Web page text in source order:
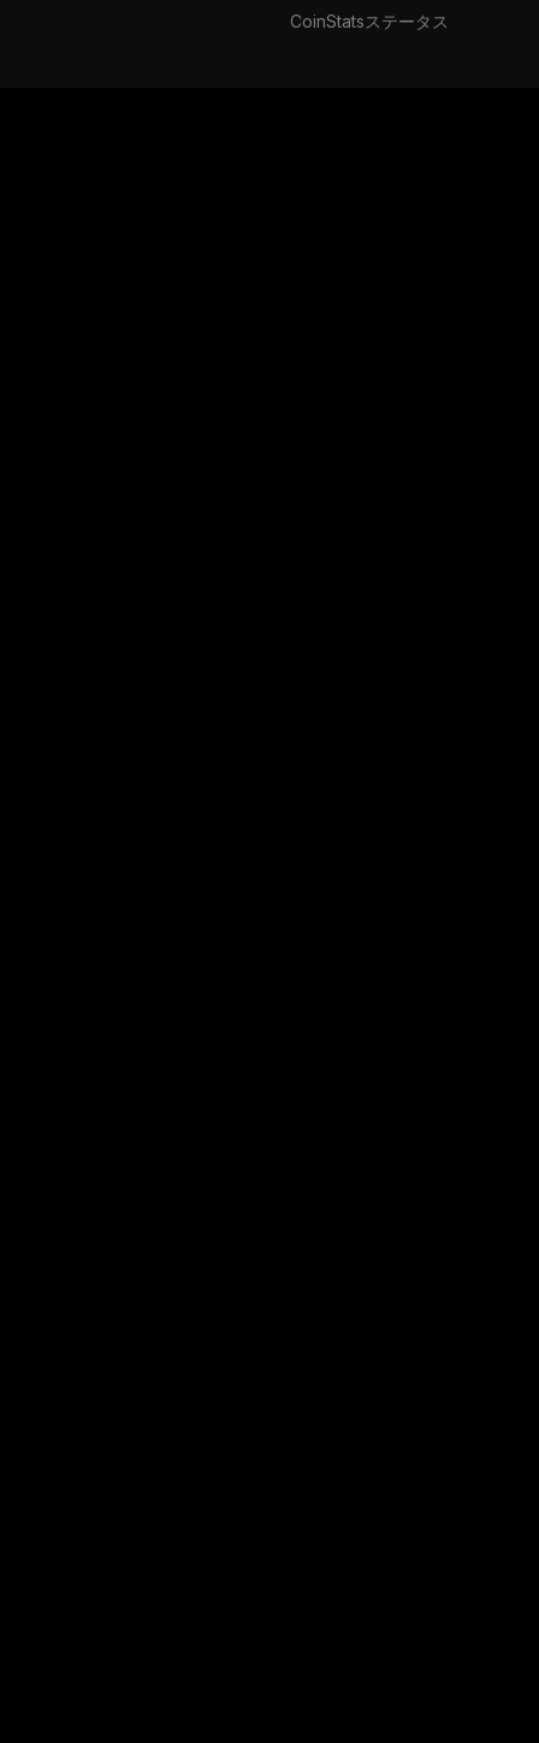
CoinStatsステータス